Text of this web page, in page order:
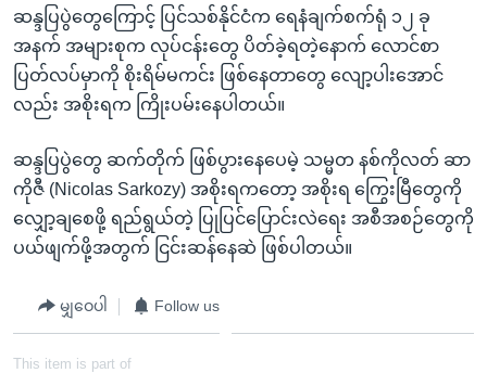
ဆန္ဒပြပွဲတွေကြောင့် ပြင်သစ်နိုင်ငံက ရေနံချက်စက်ရုံ ၁၂ ခု
အနက် အများစုက လုပ်ငန်းတွေ ပိတ်ခဲ့ရတဲ့နောက် လောင်စာ
ပြတ်လပ်မှာကို စိုးရိမ်မကင်း ဖြစ်နေတာတွေ လျော့ပါးအောင်
လည်း အစိုးရက ကြိုးပမ်းနေပါတယ်။
ဆန္ဒပြပွဲတွေ ဆက်တိုက် ဖြစ်ပွားနေပေမဲ့ သမ္မတ နစ်ကိုလတ် ဆာ
ကိုဇီ (Nicolas Sarkozy) အစိုးရကတော့ အစိုးရ ကြွေးမြီတွေကို
လျှော့ချစေဖို့ ရည်ရွယ်တဲ့ ပြုပြင်ပြောင်းလဲရေး အစီအစဉ်တွေကို
ပယ်ဖျက်ဖို့အတွက် ငြင်းဆန်နေဆဲ ဖြစ်ပါတယ်။
မျှဝေပါ Follow us
This item is part of